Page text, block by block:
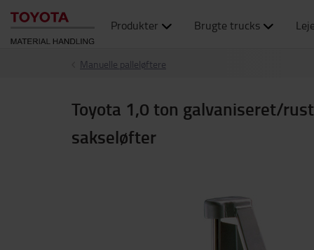
Produkter Brugte trucks Leje
Manuelle palleløftere
Toyota 1,0 ton galvaniseret/
sakseløfter